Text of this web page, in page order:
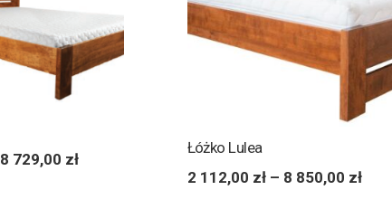
8 729,00 zł
Łóżko Lulea
2 112,00 zł– 8 850,00 zł